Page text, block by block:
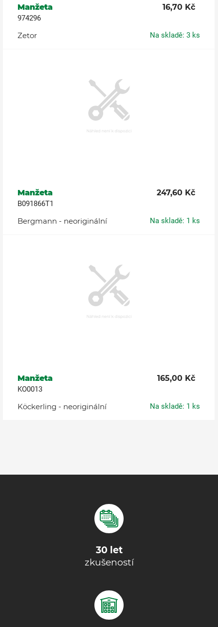
Manžeta 16,70 Kč
974296
Zetor Na skladě: 3 ks
Manžeta 247,60 Kč
B091866T1
Bergmann - neoriginální Na skladě: 1 ks
Manžeta 165,00 Kč
KO0013
Köckerling - neoriginální Na skladě: 1 ks
30 let
zkušeností